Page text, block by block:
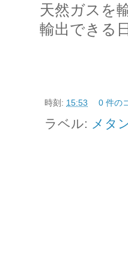
天然ガスを
輸出できる
時刻: 15:53 0 件の
ラベル: メタ